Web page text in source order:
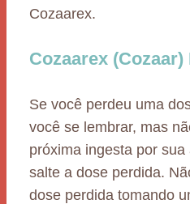
Cozaarex.
Cozaarex
Se você perdeu uma
você se lembrar, mas
próxima ingesta por
salte a dose perdida.
dose perdida tomando